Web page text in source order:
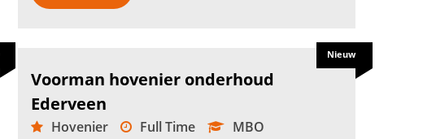
Voorman hovenier onderhoud
Ederveen
Hovenier Full Time
MBO
Nieuw